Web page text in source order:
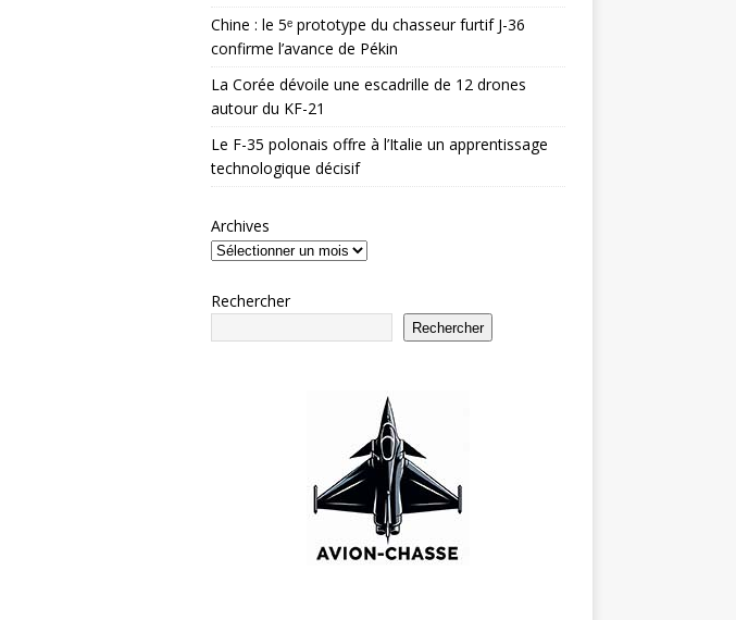
Chine : le 5ᵉ prototype du chasseur furtif J-36
confirme l’avance de Pékin
La Corée dévoile une escadrille de 12 drones
autour du KF-21
Le F-35 polonais offre à l’Italie un apprentissage
technologique décisif
Archives
Rechercher
Rechercher